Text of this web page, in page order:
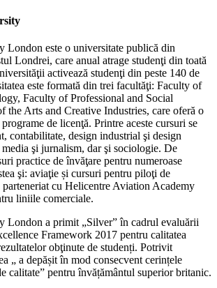
London este o universitate publică din
Londrei, care anual atrage studenţi din toată
activează studenţi din peste 140 de
este formată din trei facultăţi: Faculty of
Faculty of Professional and Social
the Arts and Creative Industries, care oferă o
de licenţă. Printre aceste cursuri se
contabilitate, design industrial şi design
şi jurnalism, dar şi sociologie. De
practice de învăţare pentru numeroase
şi: aviaţie și cursuri pentru piloţi de
cu Helicentre Aviation Academy
liniile comerciale.
London a primit „Silver” în cadrul evaluării
Framework 2017 pentru calitatea
obţinute de studenți. Potrivit
„ a depășit în mod consecvent cerințele
calitate” pentru învățământul superior britanic.